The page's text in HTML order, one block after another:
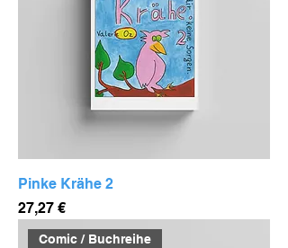
Pinke Krähe 2
Preis
27,27 €
Comic / Buchreihe